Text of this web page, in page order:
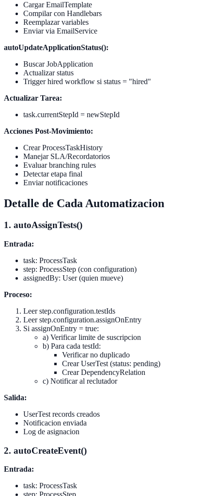
Cargar EmailTemplate
Compilar con Handlebars
Reemplazar variables
Enviar via EmailService
autoUpdateApplicationStatus():
Buscar JobApplication
Actualizar status
Trigger hired workflow si status = "hired"
Actualizar Tarea:
task.currentStepId = newStepId
Acciones Post-Movimiento:
Crear ProcessTaskHistory
Manejar SLA/Recordatorios
Evaluar branching rules
Detectar etapa final
Enviar notificaciones
Detalle de Cada Automatizacion
1. autoAssignTests()
Entrada:
task: ProcessTask
step: ProcessStep (con configuration)
assignedBy: User (quien mueve)
Proceso:
Leer step.configuration.testIds
Leer step.configuration.assignOnEntry
Si assignOnEntry = true:
a) Verificar limite de suscripcion
b) Para cada testId:
Verificar no duplicado
Crear UserTest (status: pending)
Crear DependencyRelation
c) Notificar al reclutador
Salida:
UserTest records creados
Notificacion enviada
Log de asignacion
2. autoCreateEvent()
Entrada:
task: ProcessTask